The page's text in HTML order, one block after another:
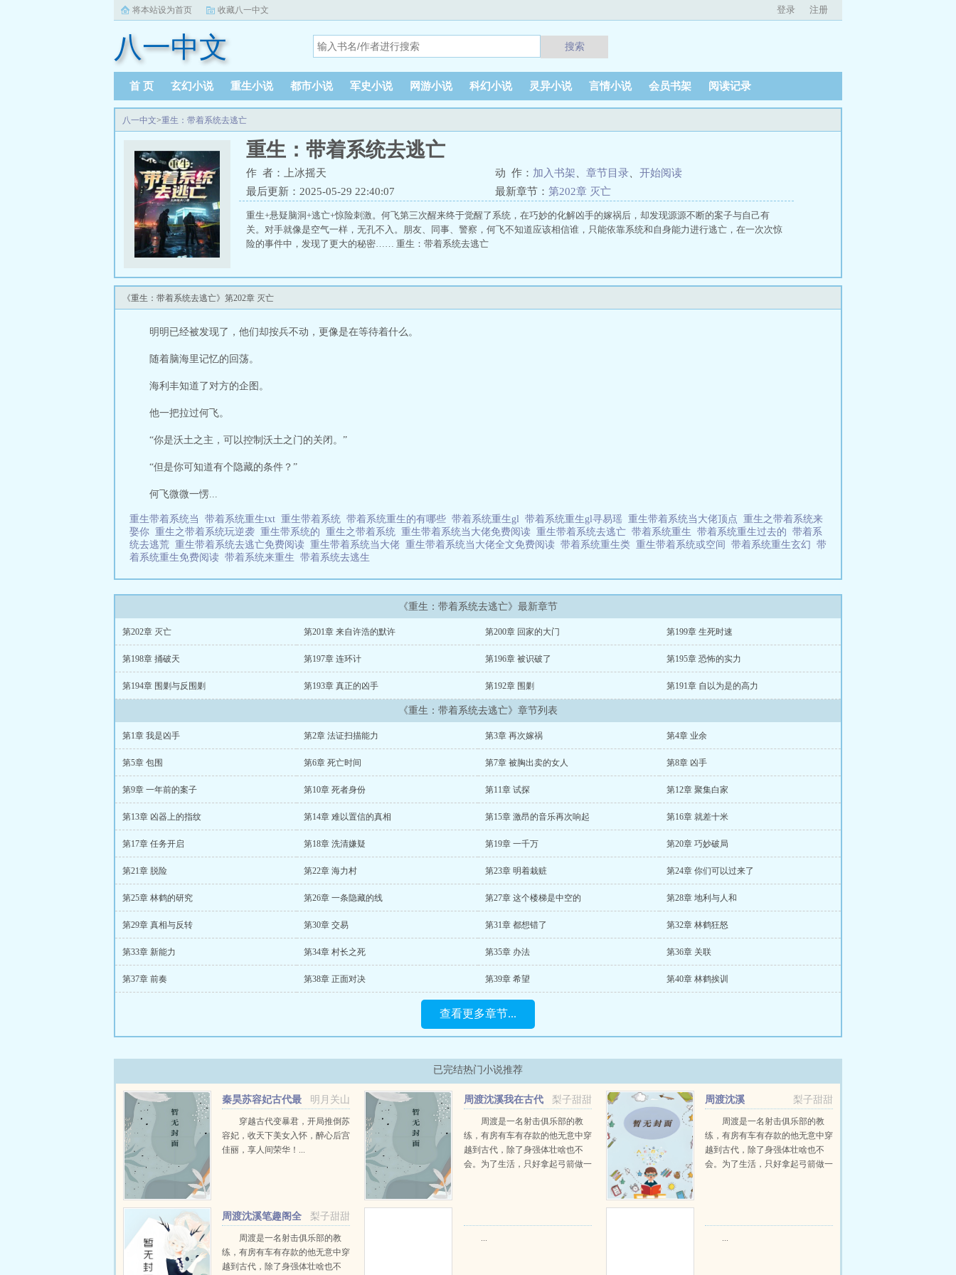
将本站设为首页 收藏八一中文 登录 注册
八一中文 搜索
首 页 玄幻小说 重生小说 都市小说 军史小说 网游小说 科幻小说 灵异小说 言情小说 会员书架 阅读记录
八一中文>重生：带着系统去逃亡
重生：带着系统去逃亡
作 者：上冰摇天 动 作： 加入书架 章节目录
开始阅读
最后更新：2025-05-29 22:40:07
最新章节： 第202章 灭亡
重生+悬疑脑洞+逃亡+惊险刺激。何飞第三次醒来终于觉醒了系统，在巧妙的化解凶手的嫁祸后，却发现源源不断的案子与自己有
关。对手就像是空气一样，无孔不入。朋友、同事、警察，何飞不知道应该相信谁，只能依靠系统和自身能力进行逃亡，在一次次惊
险的事件中，发现了更大的秘密…… 重生：带着系统去逃亡
《重生：带着系统去逃亡》第202章 灭亡
明明已经被发现了，他们却按兵不动，更像是在等待着什么。
随着脑海里记忆的回荡。
海利丰知道了对方的企图。
他一把拉过何飞。
“你是沃土之主，可以控制沃土之门的关闭。”
“但是你可知道有个隐藏的条件？”
何飞微微一愣...
重生带着系统当 带着系统重生txt 重生带着系统 带着系统重生的有哪些 带着系统重生gl 带着系统重生gl寻易瑶 重生带着系统当大佬顶点 重生之带着系统来
娶你 重生之带着系统玩逆袭 重生带系统的 重生之带着系统 重生带着系统当大佬免费阅读 重生带着系统去逃亡 带着系统重生 带着系统重生过去的 带着系
统去逃荒 重生带着系统去逃亡免费阅读 重生带着系统当大佬 重生带着系统当大佬全文免费阅读 带着系统重生类 重生带着系统或空间 带着系统重生玄幻 带
着系统重生免费阅读 带着系统来重生 带着系统去逃生
《重生：带着系统去逃亡》最新章节
第202章 灭亡 第201章 来自许浩的默许 第200章 回家的大门 第199章 生死时速
第198章 捅破天 第197章 连环计 第196章 被识破了 第195章 恐怖的实力
第194章 围剿与反围剿 第193章 真正的凶手 第192章 围剿 第191章 自以为是的高力
《重生：带着系统去逃亡》章节列表
第1章 我是凶手 第2章 法证扫描能力 第3章 再次嫁祸 第4章 业余
第5章 包围 第6章 死亡时间 第7章 被胸出卖的女人 第8章 凶手
第9章 一年前的案子 第10章 死者身份 第11章 试探 第12章 聚集白家
第13章 凶器上的指纹 第14章 难以置信的真相 第15章 激昂的音乐再次响起 第16章 就差十米
第17章 任务开启 第18章 洗清嫌疑 第19章 一千万 第20章 巧妙破局
第21章 脱险 第22章 海力村 第23章 明着栽赃 第24章 你们可以过来了
第25章 林鹤的研究 第26章 一条隐藏的线 第27章 这个楼梯是中空的 第28章 地利与人和
第29章 真相与反转 第30章 交易 第31章 都想错了 第32章 林鹤狂怒
第33章 新能力 第34章 村长之死 第35章 办法 第36章 关联
第37章 前奏 第38章 正面对决 第39章 希望 第40章 林鹤挨训
查看更多章节...
已完结热门小说推荐
明月关山
秦昊苏容妃古代最
强昏君最新章节在线阅读
穿越古代变暴君，开局推倒苏
容妃，收天下美女入怀，醉心后宫
佳丽，享人间荣华！...
梨子甜甜
周渡沈溪我在古代
当猎户小说免费在线阅读
周渡是一名射击俱乐部的教
练，有房有车有存款的他无意中穿
越到古代，除了身强体壮啥也不
会。为了生活，只好拿起弓箭做一
梨子甜甜
周渡沈溪
周渡是一名射击俱乐部的教
练，有房有车有存款的他无意中穿
越到古代，除了身强体壮啥也不
会。为了生活，只好拿起弓箭做一
梨子甜甜
周渡沈溪笔趣阁全
文免费阅读
周渡是一名射击俱乐部的教
练，有房有车有存款的他无意中穿
越到古代，除了身强体壮啥也不
... ...